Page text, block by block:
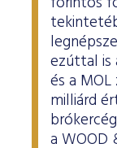
ezúttal is
és a
milliárd
a WOOD